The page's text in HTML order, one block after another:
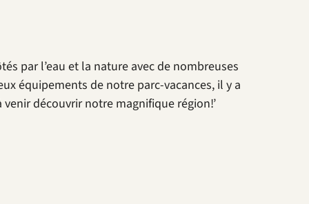
par l’eau et la nature avec de nombreuses
équipements de notre parc-vacances, il y a
découvrir notre magnifique région!’